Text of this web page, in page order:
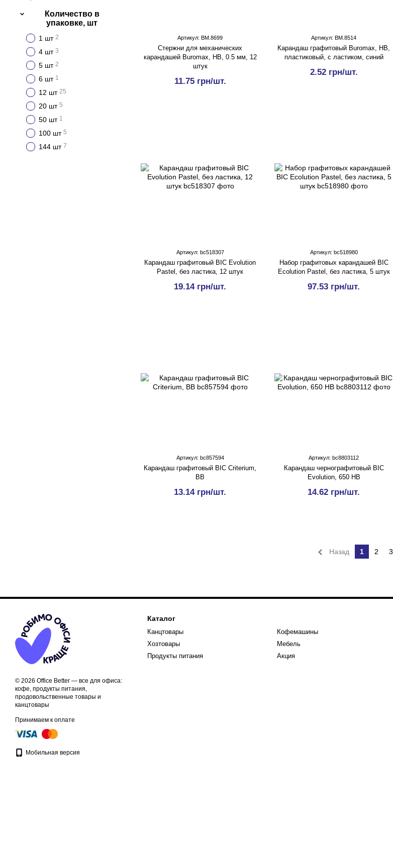
Артикул: BM.8699
Стержни для механических
карандашей Buromax, HB, 0.5 мм, 12
штук
11.75 грн/шт.
Артикул: BM.8514
Карандаш графитовый Buromax, НВ,
пластиковый, с ластиком, синий
2.52 грн/шт.
Артикул: bc518307
Карандаш графитовый BIC Evolution
Pastel, без ластика, 12 штук
19.14 грн/шт.
Артикул: bc518980
Набор графитовых карандашей BIC
Ecolution Pastel, без ластика, 5 штук
97.53 грн/шт.
Артикул: bc857594
Карандаш графитовый BIC Criterium,
BB
13.14 грн/шт.
Артикул: bc8803112
Карандаш чернографитовый BIC
Evolution, 650 HB
14.62 грн/шт.
Назад 1 2 3
Количество в
упаковке, шт
1 шт 2
4 шт 3
5 шт 2
6 шт 1
12 шт 25
20 шт 5
50 шт 1
100 шт 5
144 шт 7
© 2026 Office Better — все для офиса:
кофе, продукты питания,
продовольственные товары и
канцтовары
Принимаем к оплате
Мобильная версия
Каталог
Канцтовары
Хозтовары
Продукты питания
Кофемашины
Мебель
Акция